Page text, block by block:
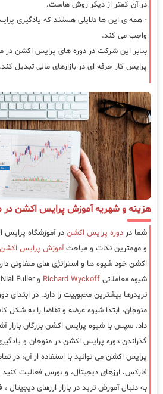
در آن کمتر از دیگر روش هاست.
- همه ی این ها دلایلی هستند که یادگیری
واجب می کند.
بنابر این شرکت در دوره های پرایس اکشن در
پرایس کار حرفه ای در بازارهای مالی تبدیل کند.
هزینه و شهریه آموزش پرایس اکشن در
شما در دوره پرایس اکشن در آموزشگاه
و مهمترین نکات و مباحثآموزش پرایس اکشن
اکشن خود شیوه ها و استراتژی های متفاوتی
شیوه معاملاتی Richard Wyckoff
تریدرها بیشترین محبوبیت را دارد. در
منوجان، ابتدا شیوه عرضه و تقاضا را به شکل
داد. سپس با شیوه پرایس اکشن بزرگان بازار
گذراندن دوره پرایس اکشن در منوجان و
پرایس اکشن می توانید با استفاده از آن، در
فارکس، ارزهای دیجیتال، و بورس فعالیت کنید
به دنبال آموزش ترید در بازار ارزهای دیجیتال